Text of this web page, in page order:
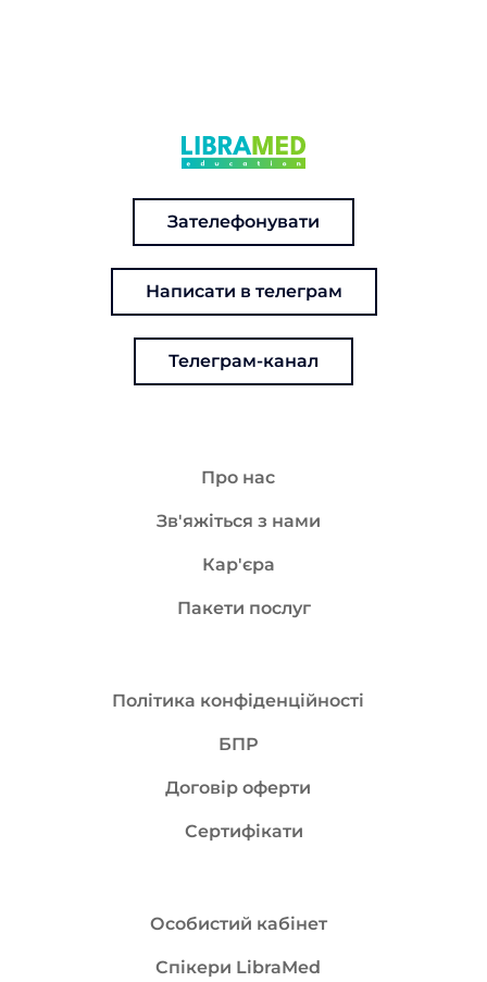
Зателефонувати
Написати в телеграм
Телеграм-канал
Про нас
Зв'яжіться з нами
Кар'єра
Пакети послуг
Політика конфіденційності
БПР
Договір оферти
Сертифікати
Особистий кабінет
Спікери LibraMed